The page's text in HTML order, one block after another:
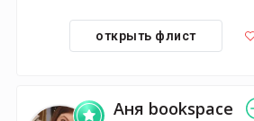
открыть флист
Аня bookspace